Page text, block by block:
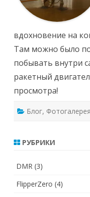
вдохновение на
Там можно было
побывать внутри
ракетный
просмотра!
Блог, Фотогалерея
РУБРИКИ
DMR (3)
FlipperZero (4)